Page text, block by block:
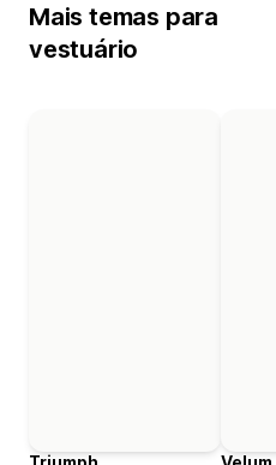
Mais temas para
vestuário